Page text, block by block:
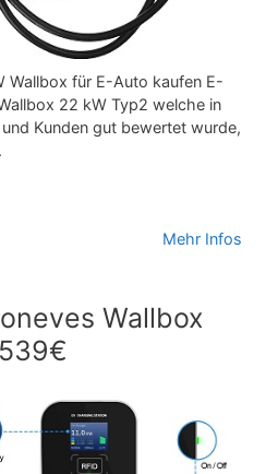
Wallbox für E-Auto kaufen E-
22 kW Typ2 welche in
Kunden gut bewertet wurde,
Mehr Infos
Wallbox